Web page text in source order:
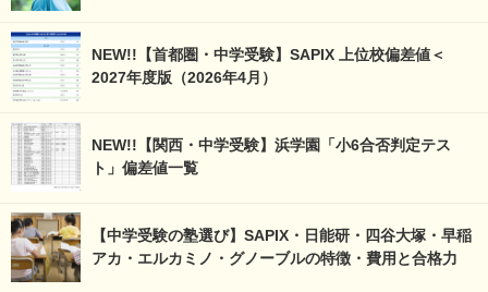
NEW!!【首都圏・中学受験】SAPIX 上位校偏差値＜
2027年度版（2026年4月）
NEW!!【関西・中学受験】浜学園「小6合否判定テス
ト」偏差値一覧
【中学受験の塾選び】SAPIX・日能研・四谷大塚・早稲
アカ・エルカミノ・グノーブルの特徴・費用と合格力